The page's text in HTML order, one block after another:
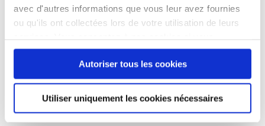
avec d'autres informations que vous leur avez fournies
ou qu'ils ont collectées lors de votre utilisation de leurs
continuez à utiliser notre site Web.
Autoriser tous les cookies
Utiliser uniquement les cookies nécessaires
Processus
de
recrutement